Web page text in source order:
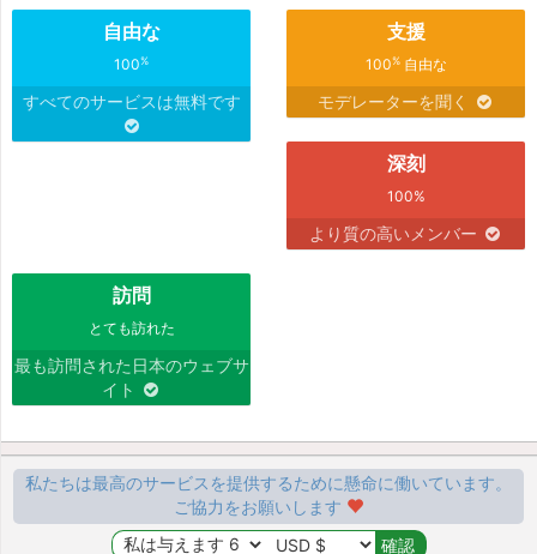
自由な
100%
すべてのサービスは無料です
支援
100%自由な
モデレーターを聞く
深刻
100%
より質の高いメンバー
訪問
とても訪れた
最も訪問された日本のウェブサ
イト
私たちは最高のサービスを提供するために懸命に働いています。
ご協力をお願いします